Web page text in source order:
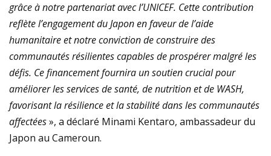
grâce à notre partenariat avec l’UNICEF. Cette contribution
reflète l’engagement du Japon en faveur de l’aide
humanitaire et notre conviction de construire des
communautés résilientes capables de prospérer malgré les
défis. Ce financement fournira un soutien crucial pour
améliorer les services de santé, de nutrition et de WASH,
favorisant la résilience et la stabilité dans les communautés
affectées», a déclaré Minami Kentaro, ambassadeur du
Japon au Cameroun.